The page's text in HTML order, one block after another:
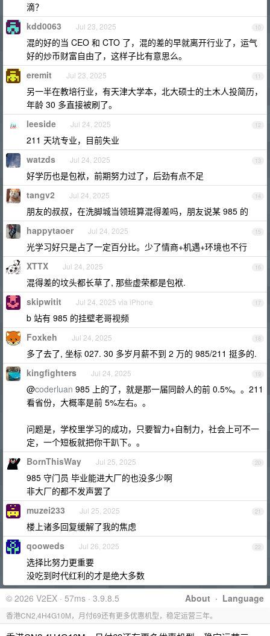
滴？
10
kdd0063 Jul 23, 2025
混的好的当 CEO 和 CTO 了，混的差的早就离开行业了，运气
好的炒币财富自由了，这样子比有意思么。
11
eremit Jul 23, 2025
另一半在教培行业，有天津大学本，北大硕士的土木人投简历，
年龄 30 多直接被刷了。
12
leeside Jul 24, 2025
211 天坑专业，目前失业
13
watzds Jul 24, 2025
好学历也是包袱，前期努力过了，后劲有点不足
14
tangv2 Jul 24, 2025
朋友的叔叔，在洗脚城当领班算混得差吗，朋友说某 985 的
15
happytaoer Jul 24, 2025
光学习好只是占了一定百分比。少了情商+机遇+环境也不行
16
XTTX Jul 24, 2025
混得差的坟头都长草了, 那些虚荣都是包袱.
17
skipwitit Jul 24, 2025 via iPhone
b 站有 985 的挂壁老哥视频
18
Foxkeh Jul 24, 2025
多了去了, 坐标 027. 30 多岁月薪不到 2 万的 985/211 挺多的.
19
kingfighters Jul 24, 2025
@coderluan 985 上的了，就是那一届同龄人的前 0.5%。。211
看省份，大概率是前 5%左右。。
问题是，学校里学习的成功，只要智力+自制力，社会上可不一
定，一个短板就把你干趴下。。
20
BornThisWay Jul 25, 2025
985 守门员 毕业能进大厂的也没多少啊
非大厂的都不发声罢了
21
muzei233 Jul 25, 2025
楼上诸多回复缓解了我的焦虑
22
qooweds Jul 26, 2025
选择比努力更重要
没吃到时代红利的才是绝大多数
About · Language
© 2026 V2EX · 57ms · 3.9.8.5
香港CN2,4H4G10M，月付69还有更多优惠机型，稳定运营三年。